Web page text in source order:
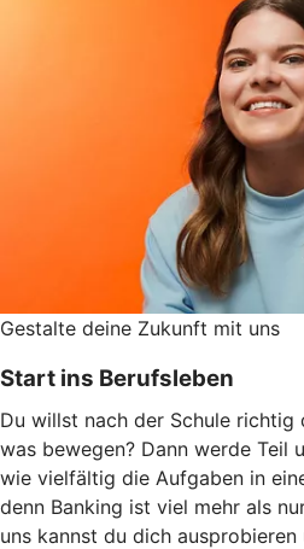
Gestalte deine Zukunft mit uns
Start ins Berufsleben
Du willst nach der Schule
was bewegen? Dann werde Teil
wie vielfältig die Aufgaben in
denn Banking ist viel mehr als
uns kannst du dich